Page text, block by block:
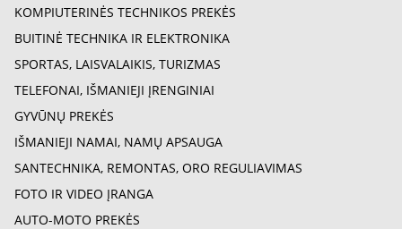
KOMPIUTERINĖS TECHNIKOS PREKĖS
BUITINĖ TECHNIKA IR ELEKTRONIKA
SPORTAS, LAISVALAIKIS, TURIZMAS
TELEFONAI, IŠMANIEJI ĮRENGINIAI
GYVŪNŲ PREKĖS
IŠMANIEJI NAMAI, NAMŲ APSAUGA
SANTECHNIKA, REMONTAS, ORO REGULIAVIMAS
FOTO IR VIDEO ĮRANGA
AUTO-MOTO PREKĖS